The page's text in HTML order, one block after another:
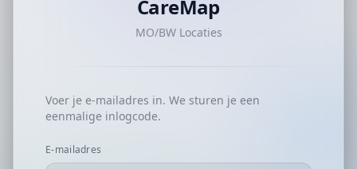
CareMap
MO/BW Locaties
Voer je e-mailadres in. We sturen je een
eenmalige inlogcode.
E-mailadres